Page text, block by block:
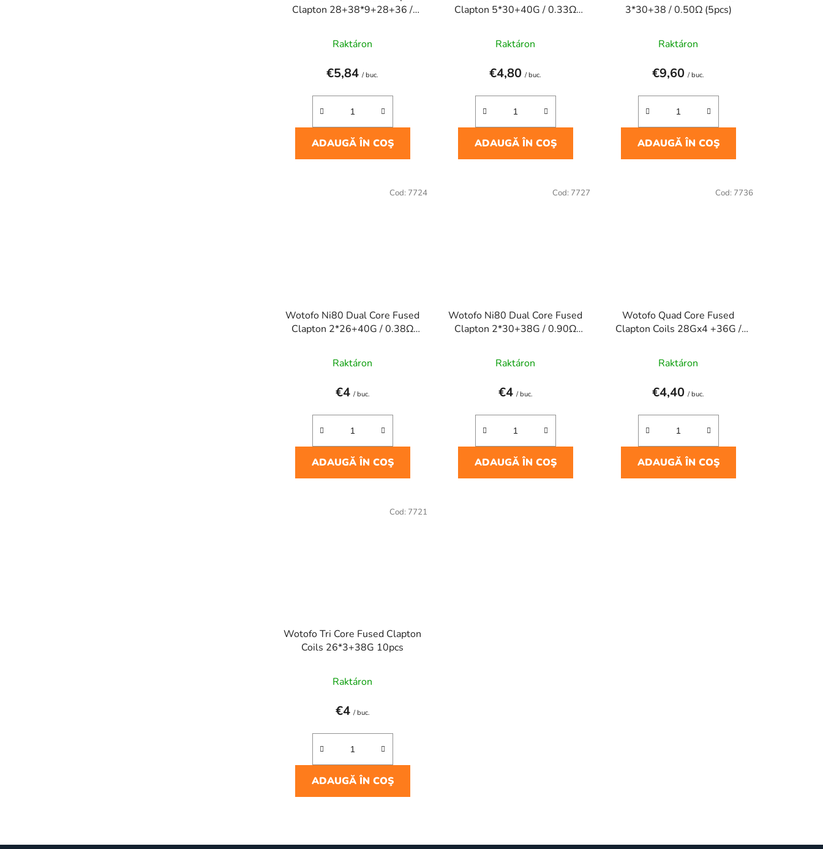
Clapton 28+38*9+28+36 /
Raktáron
€5,84/ buc.
ADAUGĂ ÎN COŞ
Clapton 5*30+40G / 0.33Ω
Raktáron
€4,80/ buc.
ADAUGĂ ÎN COŞ
3*30+38 / 0.50Ω (5pcs)
Raktáron
€9,60/ buc.
ADAUGĂ ÎN COŞ
Wotofo Ni80 Dual Core Fused
Clapton 2*26+40G / 0.38Ω
Raktáron
€4 / buc.
ADAUGĂ ÎN COŞ
Cod: 7724
Wotofo Ni80 Dual Core Fused
Clapton 2*30+38G / 0.90Ω
Raktáron
€4 / buc.
ADAUGĂ ÎN COŞ
Cod: 7727
Wotofo Quad Core Fused
Clapton Coils 28Gx4 +36G /
Raktáron
€4,40/ buc.
ADAUGĂ ÎN COŞ
Cod: 7736
Wotofo Tri Core Fused Clapton
Coils 26*3+38G 10pcs
Raktáron
€4 / buc.
ADAUGĂ ÎN COŞ
Cod: 7721
o